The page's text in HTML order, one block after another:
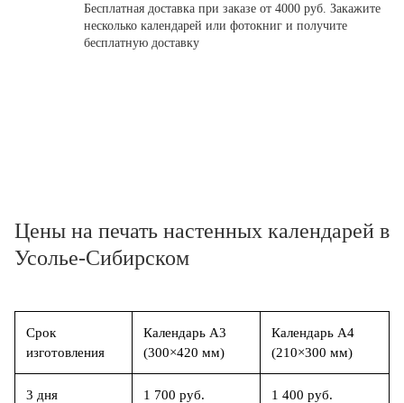
Бесплатная доставка при заказе от 4000 руб. Закажите
несколько календарей или фотокниг и получите
бесплатную доставку
Цены на печать настенных календарей в
Усолье-Сибирском
Срок
изготовления
Календарь А3
(300×420 мм)
Календарь А4
(210×300 мм)
3 дня
1 700 руб. 1 400 руб.